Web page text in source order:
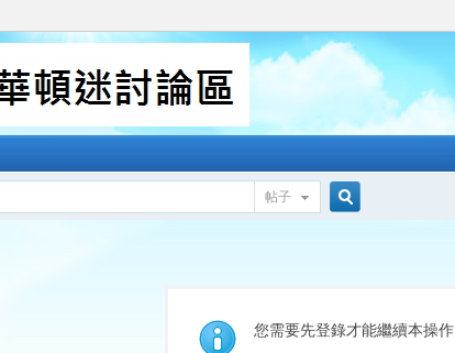
帖子
索
您需要先登錄才能繼續本操作